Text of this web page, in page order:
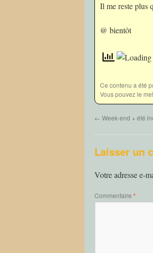
Il me reste plus
@ bientôt
Ce contenu a été
Vous pouvez le
← Week-end + été
Laisser un
Votre adresse e-
Commentaire *